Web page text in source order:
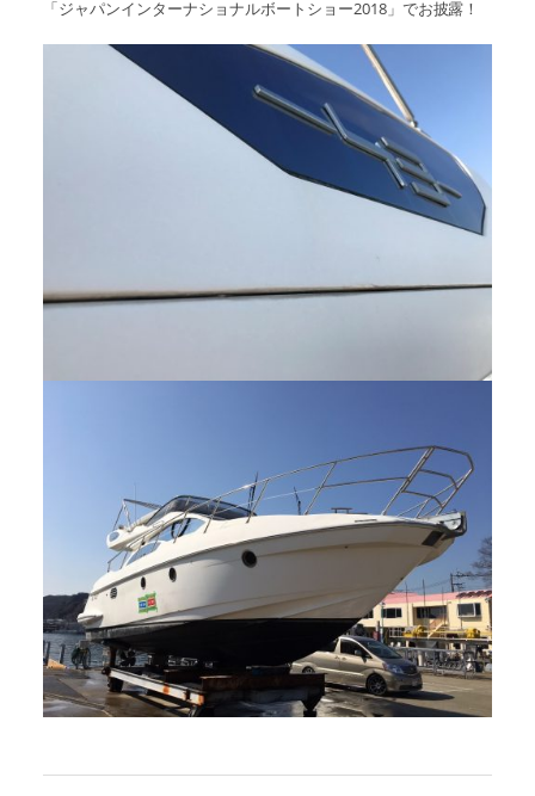
「ジャパンインターナショナルボートショー2018」でお披露！